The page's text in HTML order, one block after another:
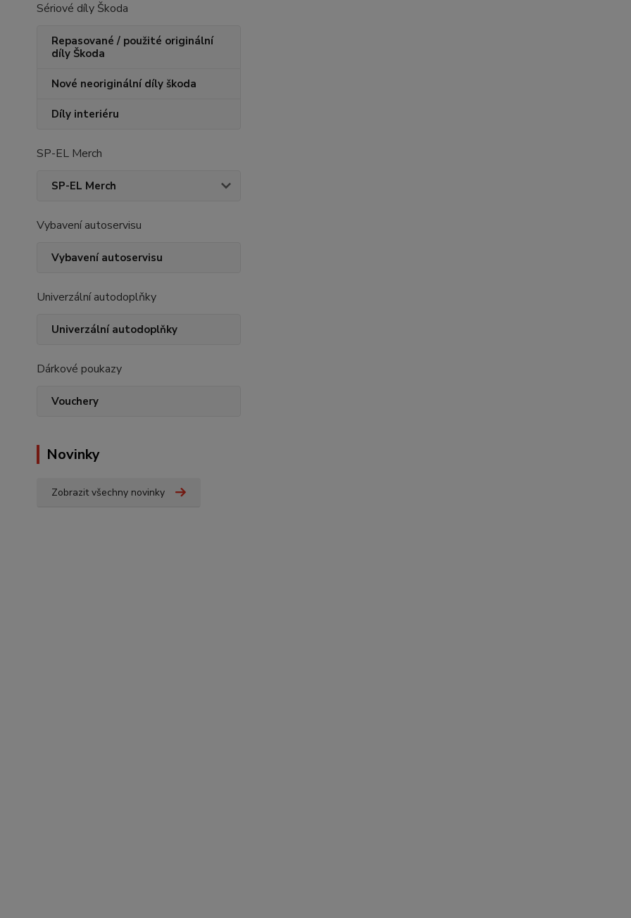
Sériové díly Škoda
Repasované / použité originální
díly Škoda
Nové neoriginální díly škoda
Díly interiéru
SP-EL Merch
SP-EL Merch
Vybavení autoservisu
Vybavení autoservisu
Univerzální autodoplňky
Univerzální autodoplňky
Dárkové poukazy
Vouchery
Novinky
Zobrazit všechny novinky